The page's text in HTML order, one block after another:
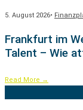
5. August 2026•
Frankfurt im
Talent – Wie
Read More →